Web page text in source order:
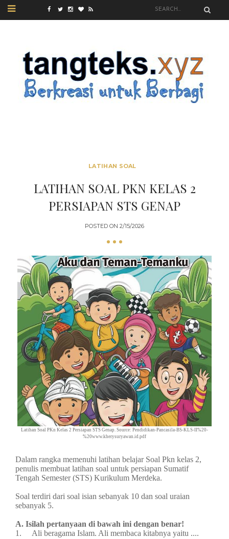
LATIHAN SOAL
LATIHAN SOAL PKN KELAS 2
PERSIAPAN STS GENAP
POSTED ON 2/15/2026
Latihan Soal PKn Kelas 2 Persiapan STS Genap. Source: Pendidikan-Pancasila-BS-KLS-II%20-
%20www.kherysuryawan.id.pdf
Dalam rangka memenuhi latihan belajar Soal Pkn kelas 2,
penulis membuat latihan soal untuk persiapan Sumatif
Tengah Semester (STS) Kurikulum Merdeka.
Soal terdiri dari soal isian sebanyak 10 dan soal uraian
sebanyak 5.
A. Isilah pertanyaan di bawah ini dengan benar!
1.
Ali beragama Islam. Ali membaca kitabnya yaitu ....